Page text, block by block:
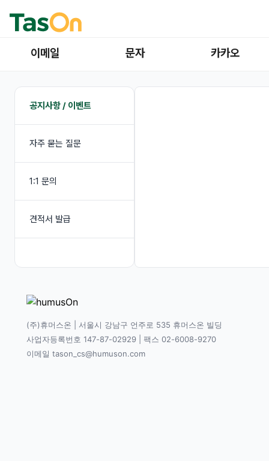
이메일 문자 카카오
공지사항 / 이벤트
자주 묻는 질문
1:1 문의
견적서 발급
(주)휴머스온 | 서울시 강남구 언주로 535 휴머스온 빌딩
사업자등록번호 147-87-02929 | 팩스 02-6008-9270
이메일 tason_cs@humuson.com